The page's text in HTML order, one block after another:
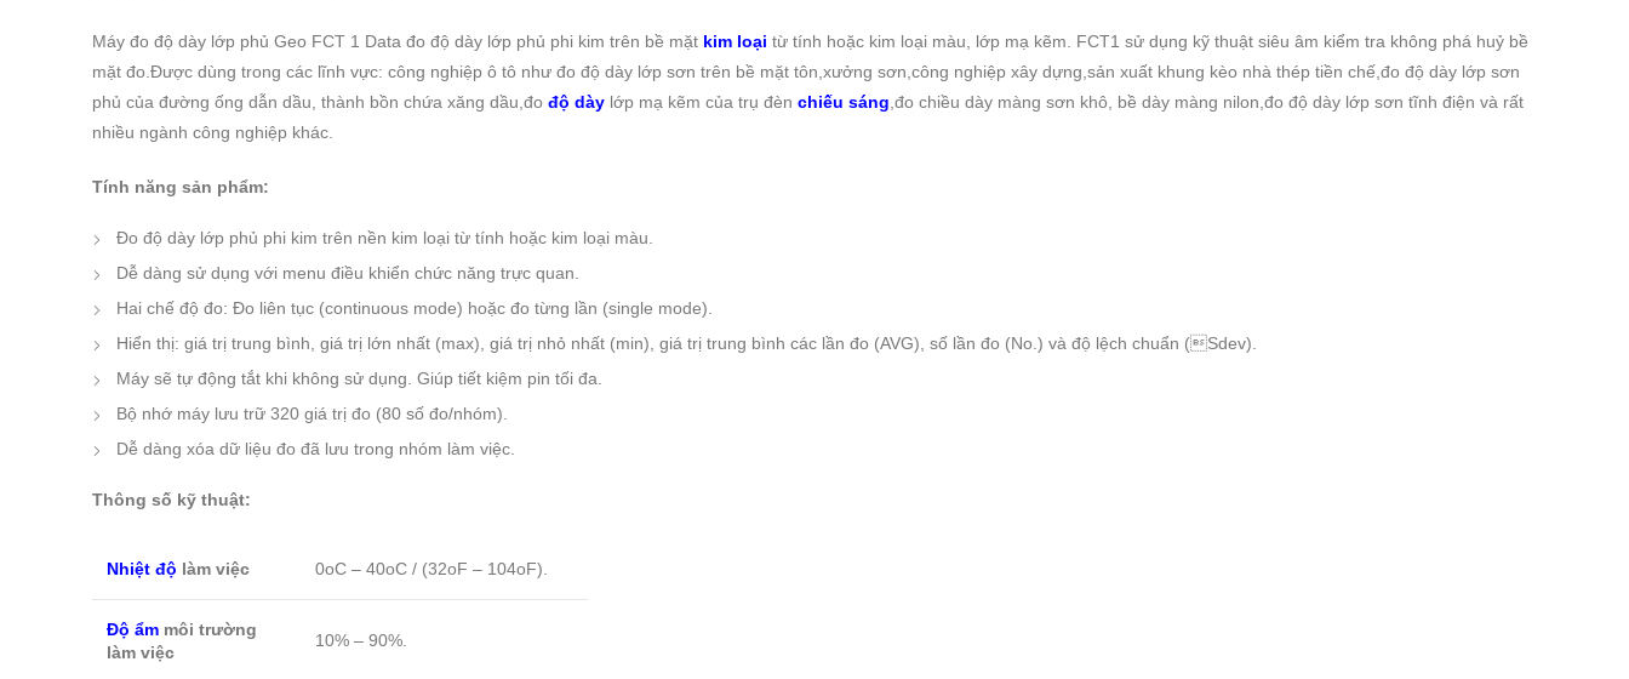
Máy đo độ dày lớp phủ Geo FCT 1 Data đo độ dày lớp phủ phi kim trên bề mặt kim loại từ tính hoặc kim loại màu, lớp mạ kẽm. FCT1 sử dụng kỹ thuật siêu âm kiểm tra không phá huỷ bề
mặt đo.Được dùng trong các lĩnh vực: công nghiệp ô tô như đo độ dày lớp sơn trên bề mặt tôn,xưởng sơn,công nghiệp xây dựng,sản xuất khung kèo nhà thép tiền chế,đo độ dày lớp sơn
phủ của đường ống dẫn dầu, thành bồn chứa xăng dầu,đo độ dày lớp mạ kẽm của trụ đèn chiếu sáng ,đo chiều dày màng sơn khô, bề dày màng nilon,đo độ dày lớp sơn tĩnh điện và rất
nhiều ngành công nghiệp khác.
Tính năng sản phẩm:
Đo độ dày lớp phủ phi kim trên nền kim loại từ tính hoặc kim loại màu.
Dễ dàng sử dụng với menu điều khiển chức năng trực quan.
Hai chế độ đo: Đo liên tục (continuous mode) hoặc đo từng lần (single mode).
Hiển thị: giá trị trung bình, giá trị lớn nhất (max), giá trị nhỏ nhất (min), giá trị trung bình các lần đo (AVG), số lần đo (No.) và độ lệch chuẩn (Sdev).
Máy sẽ tự động tắt khi không sử dụng. Giúp tiết kiệm pin tối đa.
Bộ nhớ máy lưu trữ 320 giá trị đo (80 số đo/nhóm).
Dễ dàng xóa dữ liệu đo đã lưu trong nhóm làm việc.
Thông số kỹ thuật:
Nhiệt độ làm việc 0oC – 40oC / (32oF – 104oF).
Độ ẩm môi trường
làm việc
10% – 90%.